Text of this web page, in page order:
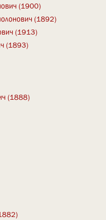
(1900)
(1892)
(1913)
(1893)
(1888)